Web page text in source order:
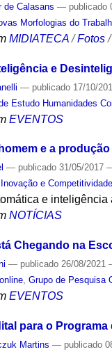
de Calasans — publicado
Morfologias do
MIDIATECA /Fotos
e
— publicado 17/10/
Estudo Humanidades
EVENTOS
e a
— publicado 31/05/2017
e
e
NOTÍCIAS
Chegando na
— publicado 26/08/2021
,Grupo de Pesquisa
EVENTOS
para o Programa
Martins — publicado